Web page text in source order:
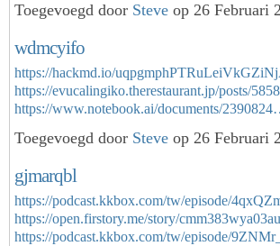
Toegevoegd door Steve op 26 Februari
wdmcyifo
https://hackmd.io/
https://evucalingiko.therestaurant.jp/posts/
https://www.notebook.ai/documents/
Toegevoegd door Steve op 26 Februari
gjmarqbl
https://podcast.kkbox.com/tw/episode/
https://open.firstory.me/story/
https://podcast.kkbox.com/tw/episode/